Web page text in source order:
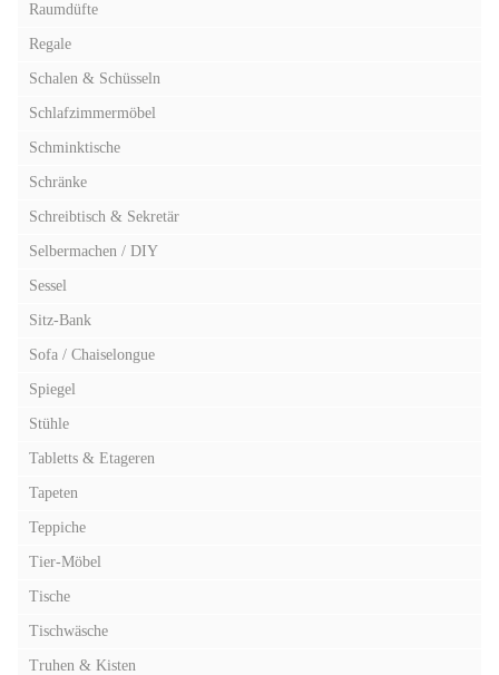
Raumdüfte
Regale
Schalen & Schüsseln
Schlafzimmermöbel
Schminktische
Schränke
Schreibtisch & Sekretär
Selbermachen / DIY
Sessel
Sitz-Bank
Sofa / Chaiselongue
Spiegel
Stühle
Tabletts & Etageren
Tapeten
Teppiche
Tier-Möbel
Tische
Tischwäsche
Truhen & Kisten